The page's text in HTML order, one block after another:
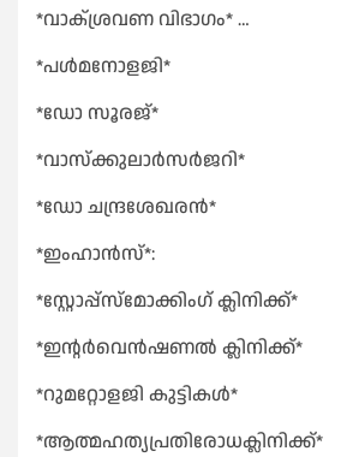
*വാക്ശ്രവണ വിഭാഗം* …
*പൾമനോളജി*
*ഡോ സൂരജ്*
*വാസ്ക്കുലാർസർജറി*
*ഡോ ചന്ദ്രശേഖരൻ*
*ഇംഹാൻസ്*:
*സ്റ്റോപ്പ്സ്മോക്കിംഗ് ക്ലിനിക്ക്*
*ഇൻ്റർവെൻഷണൽ ക്ലിനിക്ക്*
*റുമറ്റോളജി കുട്ടികൾ*
*ആത്മഹത്യപ്രതിരോധക്ലിനിക്ക്*